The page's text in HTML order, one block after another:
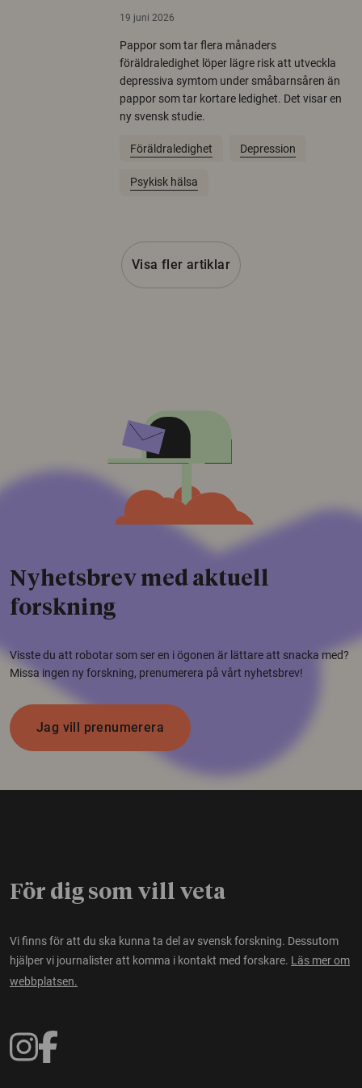
19 juni 2026
Pappor som tar flera månaders
föräldraledighet löper lägre risk att utveckla
depressiva symtom under småbarnsåren än
pappor som tar kortare ledighet. Det visar en
ny svensk studie.
Föräldraledighet Depression
Psykisk hälsa
Visa fler artiklar
Nyhetsbrev med aktuell
forskning
Visste du att robotar som ser en i ögonen är lättare att snacka med?
Missa ingen ny forskning, prenumerera på vårt nyhetsbrev!
Jag vill prenumerera
För dig som vill veta
Vi finns för att du ska kunna ta del av svensk forskning. Dessutom
hjälper vi journalister att komma i kontakt med forskare. Läs mer om
webbplatsen.